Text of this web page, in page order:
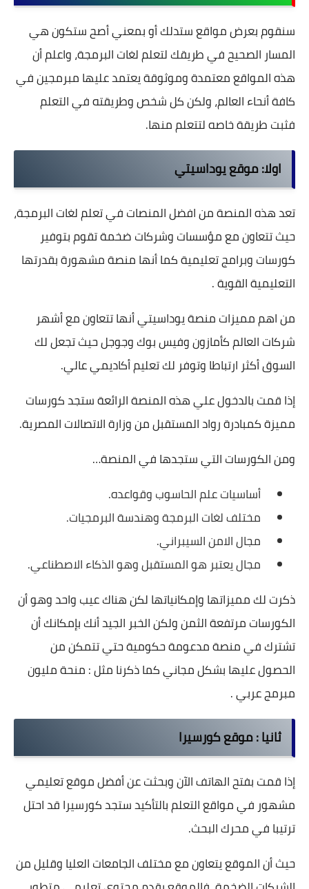
سنقوم بعرض مواقع ستدلك أو بمعني أصح ستكون هي
المسار الصحيح في طريقك لتعلم لغات البرمجة، واعلم أن
هذه المواقع معتمدة وموثوقة يعتمد عليها مبرمجين في
كافة أنحاء العالم، ولكن كل شخص وطريقته في التعلم
فثبت طريقة خاصه لتتعلم منها.
اولا:موقع يوداسيتي
تعد هذه المنصة من افضل المنصات في تعلم لغات البرمجة،
حيث تتعاون مع مؤسسات وشركات ضخمة تقوم بتوفير
كورسات وبرامج تعليمية كما أنها منصة مشهورة بقدرتها
التعليمية القوية .
من اهم مميزات منصة يوداسيتي أنها تتعاون مع أشهر
شركات العالم كأمازون وفيس بوك وجوجل حيث تجعل لك
السوق أكثر ارتباطا وتوفر لك تعليم أكاديمي عالي.
إذا قمت بالدخول علي هذه المنصة الرائعة ستجد كورسات
مميزة كمبادرة رواد المستقبل من وزارة الاتصالات المصرية.
ومن الكورسات التي ستجدها في المنصة…
أساسيات علم الحاسوب وقواعده.
مختلف لغات البرمجة وهندسة البرمجيات.
مجال الامن السيبراني.
مجال يعتبر هو المستقبل وهو الذكاء الاصطناعي.
ذكرت لك مميزاتها وإمكانياتها لكن هناك عيب واحد وهو أن
الكورسات مرتفعة الثمن ولكن الخبر الجيد أنك بإمكانك أن
تشترك في منصة مدعومة حكومية حتي تتمكن من
الحصول عليها بشكل مجاني كما ذكرنا مثل : منحة مليون
مبرمج عربي .
ثانيا :موقع كورسيرا
إذا قمت بفتح الهاتف الآن وبحثت عن أفضل موقع تعليمي
مشهور في مواقع التعلم بالتأكيد ستجد كورسيرا قد احتل
ترتيبا في محرك البحث.
حيث أن الموقع يتعاون مع مختلف الجامعات العليا وقليل من